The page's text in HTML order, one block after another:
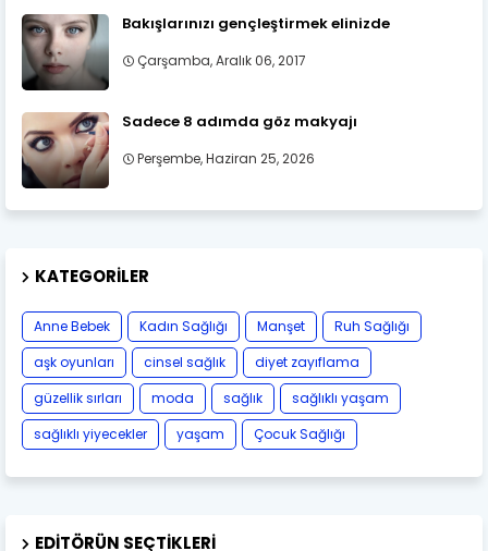
Bakışlarınızı gençleştirmek elinizde
Çarşamba, Aralık 06, 2017
Sadece 8 adımda göz makyajı
Perşembe, Haziran 25, 2026
KATEGORILER
Anne Bebek Kadın Sağlığı Manşet
Ruh Sağlığı
aşk oyunları
cinsel sağlık
diyet zayıflama
güzellik sırları
moda sağlık
sağlıklı yaşam
sağlıklı yiyecekler
yaşam Çocuk Sağlığı
EDITÖRÜN SEÇTIKLERI